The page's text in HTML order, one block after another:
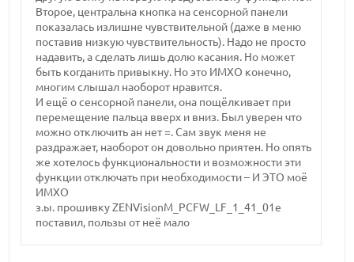
Второе, центральна кнопка на сенсорной панели
показалась излишне чувствительной (даже в меню
поставив низкую чувствительность). Надо не просто
надавить, а сделать лишь долю касания. Но может
быть когданить привыкну. Но это ИМХО конечно,
многим слышал наоборот нравится.
И ещё о сенсорной панели, она пощёлкивает при
перемещение пальца вверх и вниз. Был уверен что
можно отключить ан нет =. Сам звук меня не
раздражает, наоборот он довольно приятен. Но опять
же хотелось функциональности и возможности эти
функции отключать при необходимости – И ЭТО моё
ИМХО
з.ы. прошивку ZENVisionM_PCFW_LF_1_41_01e
поставил, пользы от неё мало